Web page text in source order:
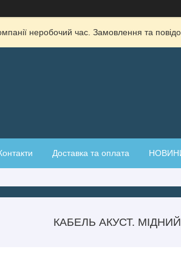
неробочий час. Замовлення та
Доставка та оплата
КАБЕЛЬ АКУСТ.